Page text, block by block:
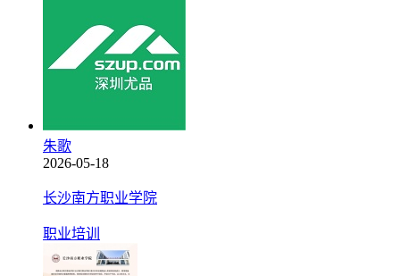
朱歌
2026-05-18
长沙南方职业学院
职业培训